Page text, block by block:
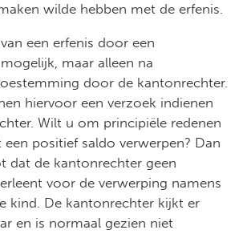
wilde hebben met de erfenis.
een erfenis door een
maar alleen na
door de kantonrechter.
hiervoor een verzoek indienen
Wilt u om principiële redenen
een positief saldo verwerpen? Dan
dat de kantonrechter geen
voor de verwerping namens
kind. De kantonrechter kijkt er
en is normaal gezien niet